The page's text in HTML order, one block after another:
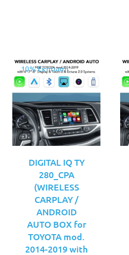
10% Έκπτωση
DIGITAL IQ TΥ
280_CPA
(WIRELESS
CARPLAY /
ANDROID
AUTO BOX for
TOYOTA mod.
2014-2019 with